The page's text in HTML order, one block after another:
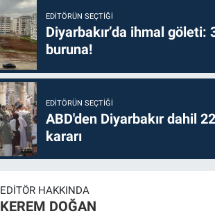
EDITÖRÜN SEÇTIĞI
Diyarbakır’da ihmal
buruna!
EDITÖRÜN SEÇTIĞI
ABD'den Diyarbakır dahil
kararı
EDITÖR HAKKINDA
KEREM DOĞAN